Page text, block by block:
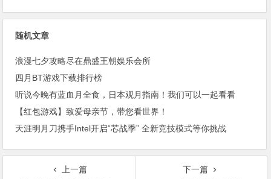
随机文章
浪漫七夕攻略尽在鼎盛王朝娱乐会所
四月BT游戏下载排行榜
听说今晚有蓝血月全食，日本观月指南！我们可以一起看看
【红包游戏】致爱母亲节，带您看世界！
天涯明月刀携手Intel开启“芯战季” 全新竞技模式等你挑战
上一篇
下一篇